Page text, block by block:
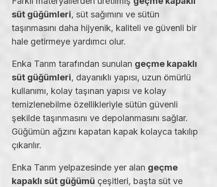
süt güğümleri, süt sağımını ve sütün
taşınmasını daha hijyenik, kaliteli ve güvenli bir
hale getirmeye yardımcı olur.
Enka Tarım tarafından sunulan geçme kapaklı
süt güğümleri, dayanıklı yapısı, uzun ömürlü
kullanımı, kolay taşınan yapısı ve kolay
temizlenebilme özellikleriyle sütün güvenli
şekilde taşınmasını ve depolanmasını sağlar.
Güğümün ağzını kapatan kapak kolayca takılıp
çıkarılır.
Enka Tarım yelpazesinde yer alan geçme
kapaklı süt güğümü çeşitleri, başta süt ve